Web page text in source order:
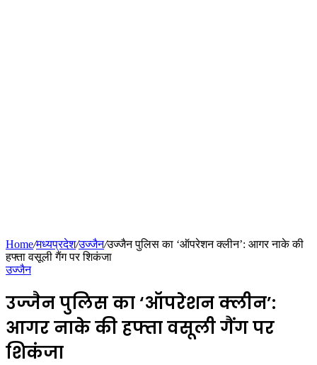
Home/मध्यप्रदेश/उज्जैन/उज्जैन पुलिस का ‘ऑपरेशन क्लीन’: आगर नाके की
हफ्ता वसूली गैंग पर शिकंजा
उज्जैन
उज्जैन पुलिस का ‘ऑपरेशन क्लीन’:
आगर नाके की हफ्ता वसूली गैंग पर
शिकंजा